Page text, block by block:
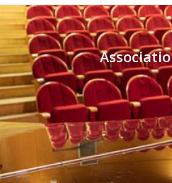
Instruments
Chant